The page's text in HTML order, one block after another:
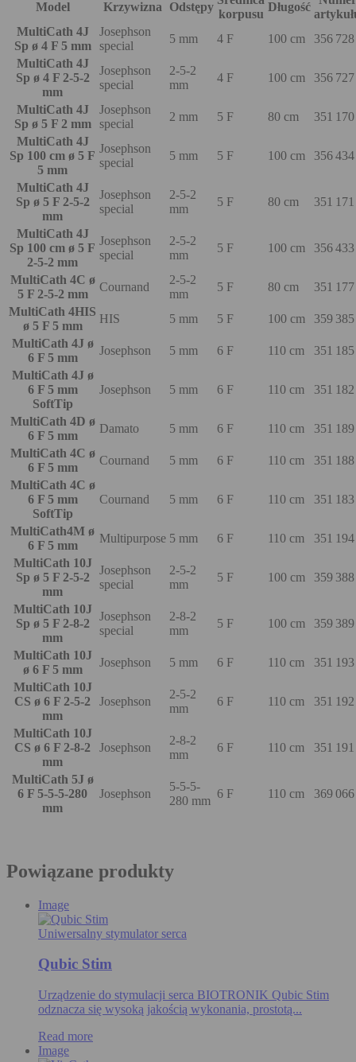
Model Krzywizna Odstępy
korpusu
Długość
MultiCath 4J
Sp ø 4 F 5 mm
Josephson
special
5 mm 4 F 100 cm
356 728
MultiCath 4J
Sp ø 4 F 2-5-2
mm
Josephson
special
2-5-2
mm
4 F 100 cm 356 727
MultiCath 4J
Sp ø 5 F 2 mm
Josephson
special
2 mm 5 F 80 cm
351 170
MultiCath 4J
Sp 100 cm ø 5 F
5 mm
Josephson
special
5 mm 5 F 100 cm 356 434
MultiCath 4J
Sp ø 5 F 2-5-2
mm
Josephson
special
2-5-2
mm
5 F 80 cm 351 171
MultiCath 4J
Sp 100 cm ø 5 F
2-5-2 mm
Josephson
special
2-5-2
mm
5 F 100 cm 356 433
MultiCath 4C ø
5 F 2-5-2 mm
Cournand
2-5-2
mm
5 F 80 cm
351 177
MultiCath 4HIS
ø 5 F 5 mm
HIS 5 mm 5 F 100 cm
359 385
MultiCath 4J ø
6 F 5 mm
Josephson 5 mm 6 F 110 cm
351 185
MultiCath 4J ø
6 F 5 mm
SoftTip
Josephson 5 mm 6 F 110 cm 351 182
MultiCath 4D ø
6 F 5 mm
Damato 5 mm 6 F 110 cm
351 189
MultiCath 4C ø
6 F 5 mm
Cournand 5 mm 6 F 110 cm
351 188
MultiCath 4C ø
6 F 5 mm
SoftTip
Cournand 5 mm 6 F 110 cm 351 183
MultiCath4M ø
6 F 5 mm
Multipurpose 5 mm 6 F 110 cm
351 194
MultiCath 10J
Sp ø 5 F 2-5-2
mm
Josephson
special
2-5-2
mm
5 F 100 cm 359 388
MultiCath 10J
Sp ø 5 F 2-8-2
mm
Josephson
special
2-8-2
mm
5 F 100 cm 359 389
MultiCath 10J
ø 6 F 5 mm
Josephson 5 mm 6 F 110 cm
351 193
MultiCath 10J
CS ø 6 F 2-5-2
mm
Josephson
2-5-2
mm
6 F 110 cm 351 192
MultiCath 10J
CS ø 6 F 2-8-2
mm
Josephson
2-8-2
mm
6 F 110 cm 351 191
MultiCath 5J ø
6 F 5-5-5-280
mm
Josephson
5-5-5-
280 mm
6 F 110 cm 369 066
Powiązane produkty
Image
Uniwersalny stymulator serca
Qubic Stim
Urządzenie do stymulacji serca BIOTRONIK Qubic Stim
odznacza się wysoką jakością wykonania, prostotą...
Read more
Image